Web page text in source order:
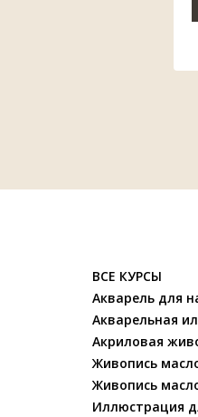
ВСЕ КУРСЫ
Акварель для
Акварельная
Акриловая
Живопись
Живопись
Иллюстрация